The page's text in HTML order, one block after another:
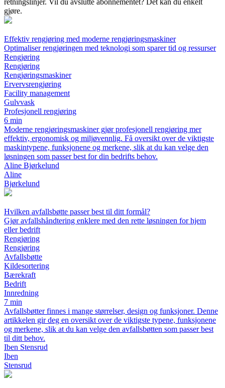
gjøre.
Effektiv rengjøring med moderne rengjøringsmaskiner
Optimaliser rengjøringen med teknologi som sparer tid og ressurser
Rengjøring
Rengjøring
Rengjøringsmaskiner
Ervervsrengjøring
Facility management
Gulvvask
Profesjonell rengjøring
6 min
Moderne rengjøringsmaskiner gjør profesjonell rengjøring mer
effektiv, ergonomisk og miljøvennlig. Få oversikt over de viktigste
maskintypene, funksjonene og merkene, slik at du kan velge den
løsningen som passer best for din bedrifts behov.
Aline Bjørkelund
Aline
Bjørkelund
Hvilken avfallsbøtte passer best til ditt formål?
Gjør avfallshåndtering enklere med den rette løsningen for hjem
eller bedrift
Rengjøring
Rengjøring
Avfallsbøtte
Kildesortering
Bærekraft
Bedrift
Innredning
7 min
Avfallsbøtter finnes i mange størrelser, design og funksjoner. Denne
artikkelen gir deg en oversikt over de viktigste typene, funksjonene
og merkene, slik at du kan velge den avfallsbøtten som passer best
til ditt behov.
Iben Stensrud
Iben
Stensrud